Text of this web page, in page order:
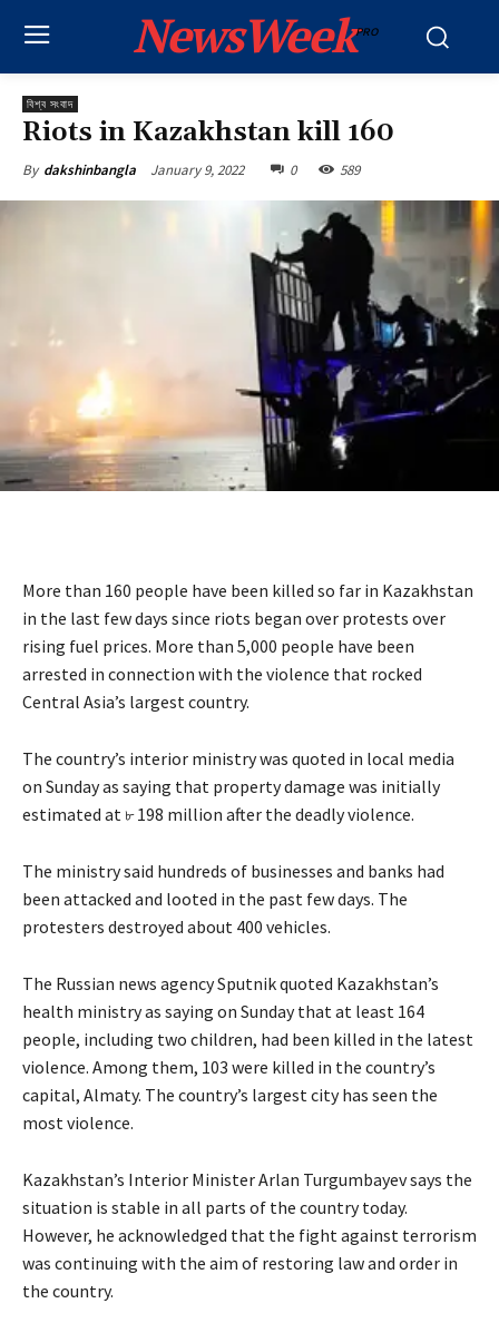
NewsWeekPRO
বিশ্ব সংবাদ
Riots in Kazakhstan kill 160
By dakshinbangla January 9, 2022 0 589
More than 160 people have been killed so far in Kazakhstan
in the last few days since riots began over protests over
rising fuel prices. More than 5,000 people have been
arrested in connection with the violence that rocked
Central Asia’s largest country.
The country’s interior ministry was quoted in local media
on Sunday as saying that property damage was initially
estimated at ৮ 198 million after the deadly violence.
The ministry said hundreds of businesses and banks had
been attacked and looted in the past few days. The
protesters destroyed about 400 vehicles.
The Russian news agency Sputnik quoted Kazakhstan’s
health ministry as saying on Sunday that at least 164
people, including two children, had been killed in the latest
violence. Among them, 103 were killed in the country’s
capital, Almaty. The country’s largest city has seen the
most violence.
Kazakhstan’s Interior Minister Arlan Turgumbayev says the
situation is stable in all parts of the country today.
However, he acknowledged that the fight against terrorism
was continuing with the aim of restoring law and order in
the country.